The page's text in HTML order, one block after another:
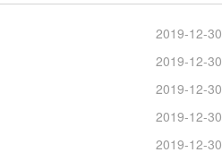
2019-12-30
2019-12-30
2019-12-30
2019-12-30
2019-12-30